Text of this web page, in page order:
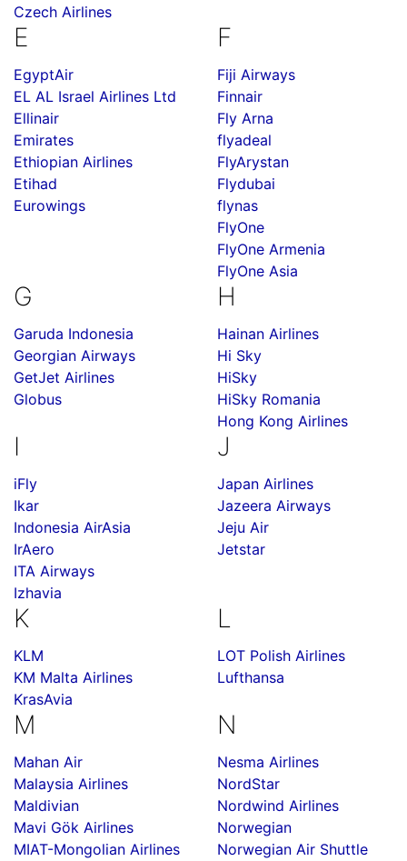
Czech Airlines
E
EgyptAir
EL AL Israel Airlines Ltd
Ellinair
Emirates
Ethiopian Airlines
Etihad
Eurowings
F
Fiji Airways
Finnair
Fly Arna
flyadeal
FlyArystan
Flydubai
flynas
FlyOne
FlyOne Armenia
FlyOne Asia
G
Garuda Indonesia
Georgian Airways
GetJet Airlines
Globus
H
Hainan Airlines
Hi Sky
HiSky
HiSky Romania
Hong Kong Airlines
I
iFly
Ikar
Indonesia AirAsia
IrAero
ITA Airways
Izhavia
J
Japan Airlines
Jazeera Airways
Jeju Air
Jetstar
K
KLM
KM Malta Airlines
KrasAvia
L
LOT Polish Airlines
Lufthansa
M
Mahan Air
Malaysia Airlines
Maldivian
Mavi Gök Airlines
MIAT-Mongolian Airlines
N
Nesma Airlines
NordStar
Nordwind Airlines
Norwegian
Norwegian Air Shuttle